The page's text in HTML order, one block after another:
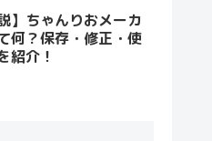
】ちゃんりおメーカ
何？保存・修正・使
紹介！